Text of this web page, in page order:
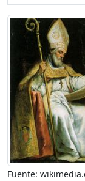
Fuente: